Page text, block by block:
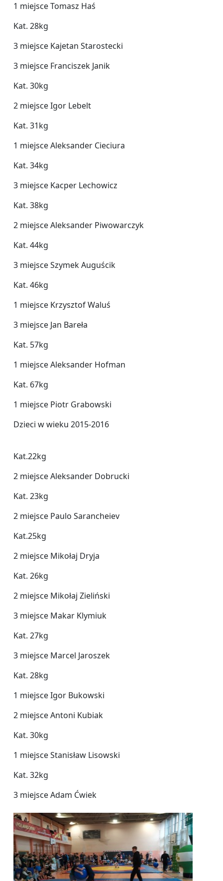
1 miejsce Tomasz Haś
Kat. 28kg
3 miejsce Kajetan Starostecki
3 miejsce Franciszek Janik
Kat. 30kg
2 miejsce Igor Lebelt
Kat. 31kg
1 miejsce Aleksander Cieciura
Kat. 34kg
3 miejsce Kacper Lechowicz
Kat. 38kg
2 miejsce Aleksander Piwowarczyk
Kat. 44kg
3 miejsce Szymek Auguścik
Kat. 46kg
1 miejsce Krzysztof Waluś
3 miejsce Jan Bareła
Kat. 57kg
1 miejsce Aleksander Hofman
Kat. 67kg
1 miejsce Piotr Grabowski
Dzieci w wieku 2015-2016
Kat.22kg
2 miejsce Aleksander Dobrucki
Kat. 23kg
2 miejsce Paulo Sarancheiev
Kat.25kg
2 miejsce Mikołaj Dryja
Kat. 26kg
2 miejsce Mikołaj Zieliński
3 miejsce Makar Klymiuk
Kat. 27kg
3 miejsce Marcel Jaroszek
Kat. 28kg
1 miejsce Igor Bukowski
2 miejsce Antoni Kubiak
Kat. 30kg
1 miejsce Stanisław Lisowski
Kat. 32kg
3 miejsce Adam Ćwiek